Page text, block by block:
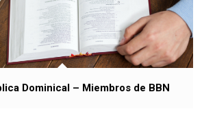
Dominical – Miembros de BBN